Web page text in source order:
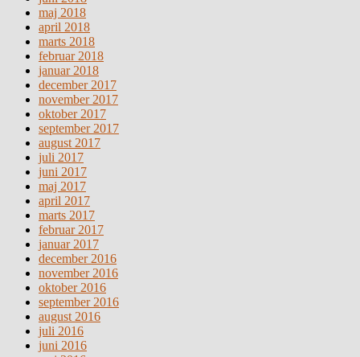
maj 2018
april 2018
marts 2018
februar 2018
januar 2018
december 2017
november 2017
oktober 2017
september 2017
august 2017
juli 2017
juni 2017
maj 2017
april 2017
marts 2017
februar 2017
januar 2017
december 2016
november 2016
oktober 2016
september 2016
august 2016
juli 2016
juni 2016